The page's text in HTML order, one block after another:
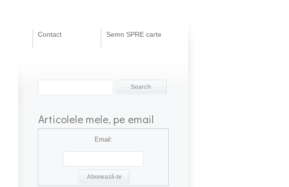
Contact Semn SPRE carte
Articolele mele, pe email
Email: